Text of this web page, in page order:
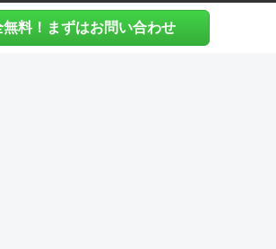
無料！まずはお問い合わせ